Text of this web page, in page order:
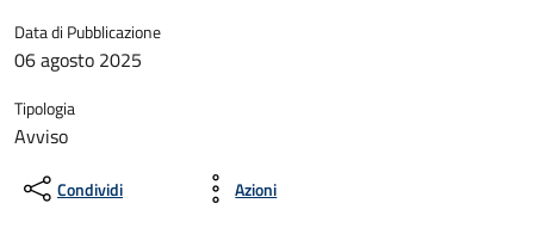
Data di Pubblicazione
06 agosto 2025
Tipologia
Avviso
Condividi Azioni